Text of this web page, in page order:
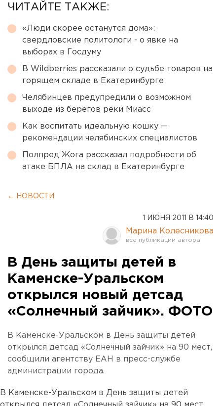
ЧИТАЙТЕ ТАКЖЕ:
«Люди скорее останутся дома»:
свердловские политологи - о явке на
выборах в Госдуму
В Wildberries рассказали о судьбе товаров на
горящем складе в Екатеринбурге
Челябинцев предупредили о возможном
выходе из берегов реки Миасс
Как воспитать идеальную кошку —
рекомендации челябинских специалистов
Полпред Жога рассказал подробности об
атаке БПЛА на склад в Екатеринбурге
← НОВОСТИ
1 ИЮНЯ 2011 В 14:40
Марина Колесникова
В День защиты детей в
Каменске-Уральском
открылся новый детсад
«Солнечный зайчик». ФОТО
В Каменске-Уральском в День защиты детей
открылся детсад «Солнечный зайчик» на 90 мест,
сообщили агентству ЕАН в пресс-службе
администрации города.
В Каменске-Уральском в День защиты детей